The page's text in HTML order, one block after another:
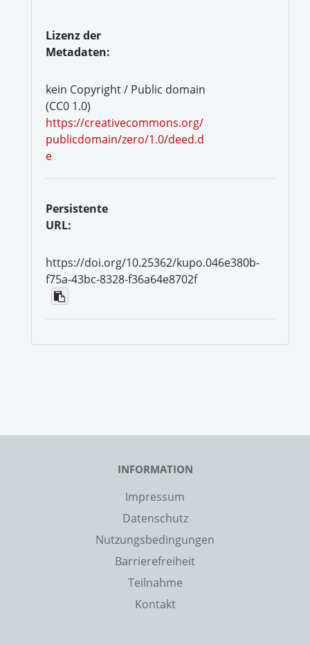
Lizenz der
Metadaten:
kein Copyright / Public domain
(CC0 1.0)
https://creativecommons.org/
publicdomain/zero/1.0/deed.d
e
Persistente
URL:
https://doi.org/10.25362/kupo.046e380b-
f75a-43bc-8328-f36a64e8702f
INFORMATION
Impressum
Datenschutz
Nutzungsbedingungen
Barrierefreiheit
Teilnahme
Kontakt